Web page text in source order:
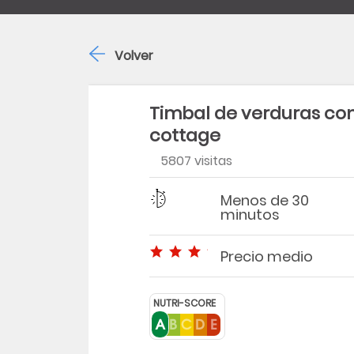
Timbal de verduras
cottage
5807 visitas
Dificultad
Tiempo Menos de 30
minutos
Precio medio Precio medio
NUTRI-SCORE
Volver